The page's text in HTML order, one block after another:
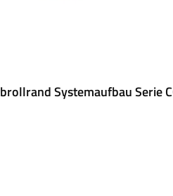
Systemaufbau Serie